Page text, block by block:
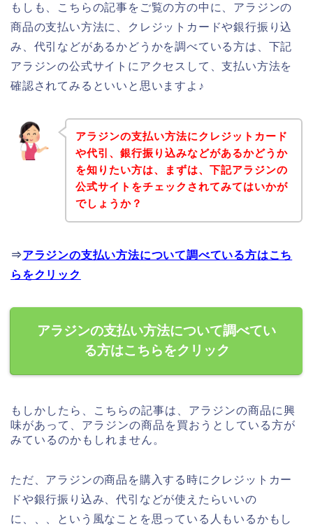
もしも、こちらの記事をご覧の方の中に、アラジンの
商品の支払い方法に、クレジットカードや銀行振り込
み、代引などがあるかどうかを調べている方は、下記
アラジンの公式サイトにアクセスして、支払い方法を
確認されてみるといいと思いますよ♪
アラジンの支払い方法にクレジットカード
や代引、銀行振り込みなどがあるかどうか
を知りたい方は、まずは、下記アラジンの
公式サイトをチェックされてみてはいかが
でしょうか？
⇒アラジンの支払い方法について調べている方はこち
らをクリック
アラジンの支払い方法について調べてい
る方はこちらをクリック
もしかしたら、こちらの記事は、アラジンの商品に興
味があって、アラジンの商品を買おうとしている方が
みているのかもしれません。
ただ、アラジンの商品を購入する時にクレジットカー
ドや銀行振り込み、代引などが使えたらいいの
に、、、という風なことを思っている人もいるかもし